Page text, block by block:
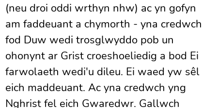
(neu droi oddi wrthyn nhw) ac yn gofyn
am faddeuant a chymorth - yna credwch
fod Duw wedi trosglwyddo pob un
ohonynt ar Grist croeshoeliedig a bod Ei
farwolaeth wedi'u dileu. Ei waed yw sêl
eich maddeuant. Ac yna credwch yng
Nghrist fel eich Gwaredwr. Gallwch